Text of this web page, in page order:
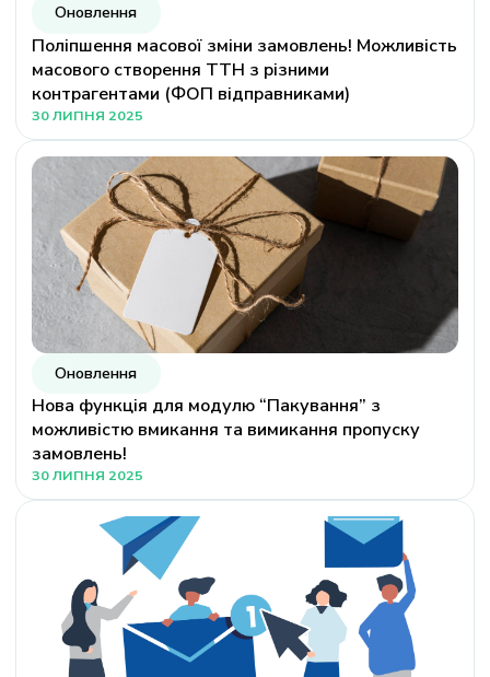
Оновлення
Поліпшення масової зміни замовлень! Можливість
масового створення ТТН з різними
контрагентами (ФОП відправниками)
30 ЛИПНЯ 2025
Оновлення
Нова функція для модулю “Пакування” з
можливістю вмикання та вимикання пропуску
замовлень!
30 ЛИПНЯ 2025